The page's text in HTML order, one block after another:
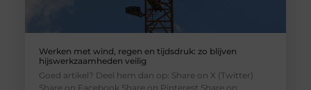
Werken met wind, regen en tijdsdruk: zo blijven
hijswerkzaamheden veilig
Goed artikel? Deel hem dan op: Share on X (Twitter)
Share on Facebook Share on Pinterest Share on